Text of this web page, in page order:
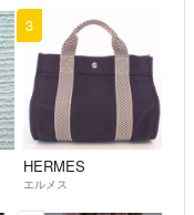
3
HERMES
エルメス